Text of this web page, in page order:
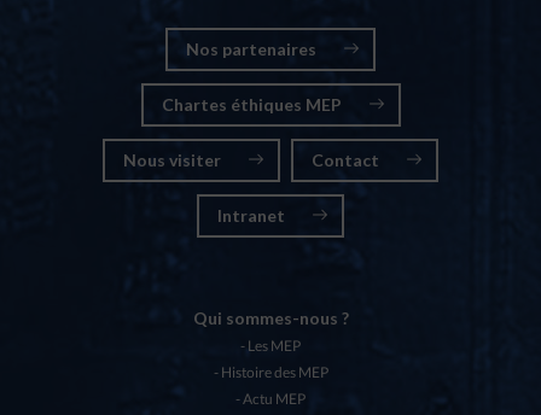
Nos partenaires
Chartes éthiques MEP
Nous visiter Contact
Intranet
Qui sommes-nous ?
Les MEP
Histoire des MEP
Actu MEP